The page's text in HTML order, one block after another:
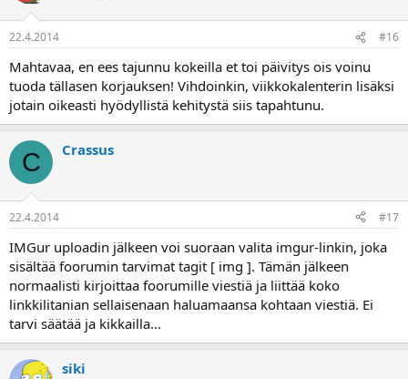
22.4.2014 #16
Mahtavaa, en ees tajunnu kokeilla et toi päivitys ois voinu
tuoda tällasen korjauksen! Vihdoinkin, viikkokalenterin lisäksi
jotain oikeasti hyödyllistä kehitystä siis tapahtunu.
C Crassus
22.4.2014 #17
IMGur uploadin jälkeen voi suoraan valita imgur-linkin, joka
sisältää foorumin tarvimat tagit [ img ]. Tämän jälkeen
normaalisti kirjoittaa foorumille viestiä ja liittää koko
linkkilitanian sellaisenaan haluamaansa kohtaan viestiä. Ei
tarvi säätää ja kikkailla...
siki